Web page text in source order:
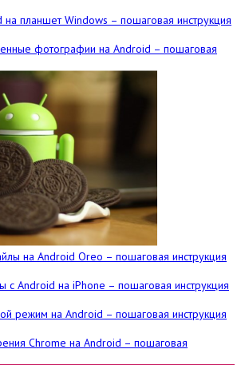
на планшет Windows – пошаговая инструкция
фотографии на Android – пошаговая
на Android Oreo – пошаговая инструкция
с Android на iPhone – пошаговая инструкция
режим на Android – пошаговая инструкция
Chrome на Android – пошаговая